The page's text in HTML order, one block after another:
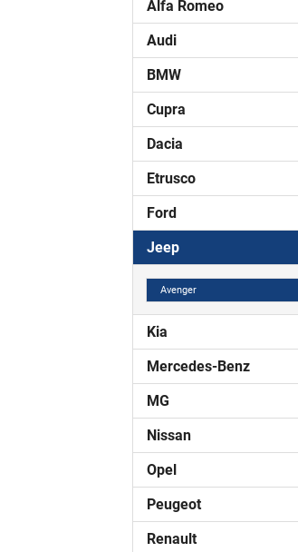
Alfa Romeo
Audi
BMW
Cupra
Dacia
Etrusco
Ford
Jeep
Avenger
Kia
Mercedes-Benz
MG
Nissan
Opel
Peugeot
Renault